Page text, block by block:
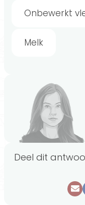
Onbewerkt
Melk
Deel dit